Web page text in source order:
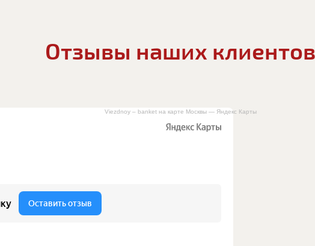
Отзывы наших клиентов
Viezdnoy – banket на карте Москвы — Яндекс Карты